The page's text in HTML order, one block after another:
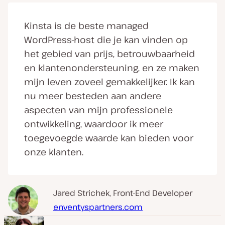
Kinsta is de beste managed
WordPress-host die je kan vinden op
het gebied van prijs, betrouwbaarheid
en klantenondersteuning, en ze maken
mijn leven zoveel gemakkelijker. Ik kan
nu meer besteden aan andere
aspecten van mijn professionele
ontwikkeling, waardoor ik meer
toegevoegde waarde kan bieden voor
onze klanten.
Jared Strichek, Front-End Developer
enventyspartners.com